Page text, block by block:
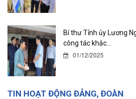
Bí thư Tỉnh ủy Lương
công tác khắc...
01/12/2025
TIN HOẠT ĐỘNG ĐẢNG, ĐOÀN